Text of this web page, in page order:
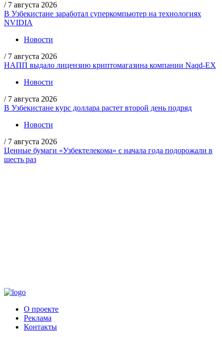
/ 7 августа 2026
В Узбекистане заработал суперкомпьютер на технологиях
NVIDIA
Новости
/ 7 августа 2026
НАПП выдало лицензию криптомагазина компании Naqd-EX
Новости
/ 7 августа 2026
В Узбекистане курс доллара растет второй день подряд
Новости
/ 7 августа 2026
Ценные бумаги «Узбектелекома» с начала года подорожали в
шесть раз
О проекте
Реклама
Контакты